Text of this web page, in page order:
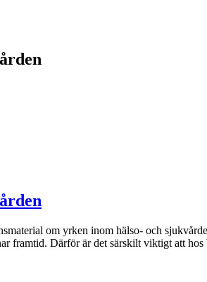
om yrken inom hälso- och
framtid. Därför är det särskilt viktigt att